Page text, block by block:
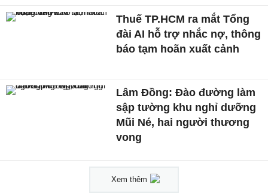
Thuế TP.HCM ra mắt Tổng
đài AI hỗ trợ nhắc nợ, thông
báo tạm hoãn xuất cảnh
Lâm Đồng: Đào đường làm
sập tường khu nghỉ dưỡng
Mũi Né, hai người thương
vong
Xem thêm